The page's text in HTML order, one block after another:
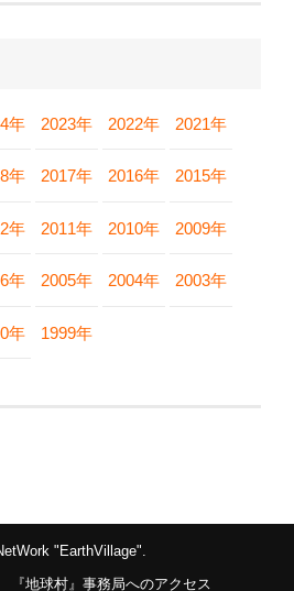
年 2023年 2022年 2021年
年 2017年 2016年 2015年
年 2011年 2010年 2009年
年 2005年 2004年 2003年
年 1999年
"EarthVillage".
『地球村』事務局へのアクセス